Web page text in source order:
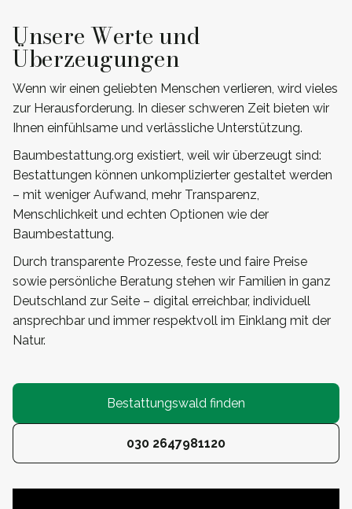
Unsere Werte und
Überzeugungen
Wenn wir einen geliebten Menschen verlieren, wird vieles
zur Herausforderung. In dieser schweren Zeit bieten wir
Ihnen einfühlsame und verlässliche Unterstützung.
Baumbestattung.org existiert, weil wir überzeugt sind:
Bestattungen können unkomplizierter gestaltet werden
– mit weniger Aufwand, mehr Transparenz,
Menschlichkeit und echten Optionen wie der
Baumbestattung.
Durch transparente Prozesse, feste und faire Preise
sowie persönliche Beratung stehen wir Familien in ganz
Deutschland zur Seite – digital erreichbar, individuell
ansprechbar und immer respektvoll im Einklang mit der
Natur.
Bestattungswald finden
030 2647981120